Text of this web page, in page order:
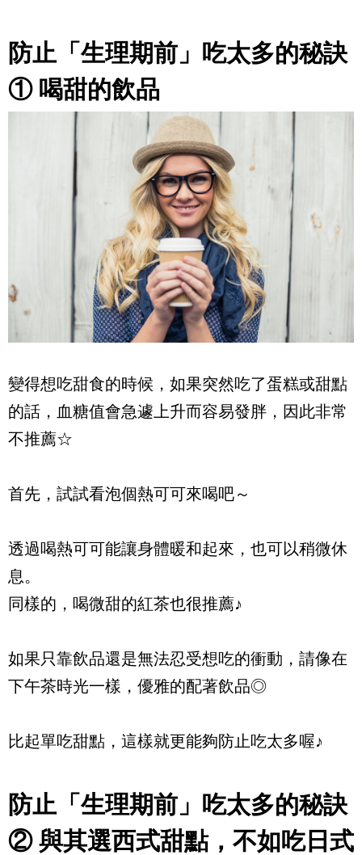
防止「生理期前」吃太多的秘訣
① 喝甜的飲品
變得想吃甜食的時候，如果突然吃了蛋糕或甜點
的話，血糖值會急遽上升而容易發胖，因此非常
不推薦☆
首先，試試看泡個熱可可來喝吧～
透過喝熱可可能讓身體暖和起來，也可以稍微休
息。
同樣的，喝微甜的紅茶也很推薦♪
如果只靠飲品還是無法忍受想吃的衝動，請像在
下午茶時光一樣，優雅的配著飲品◎
比起單吃甜點，這樣就更能夠防止吃太多喔♪
防止「生理期前」吃太多的秘訣
② 與其選西式甜點，不如吃日式